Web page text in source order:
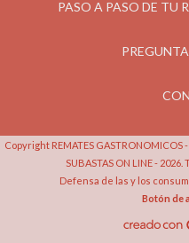
PASO A PASO DE TU
Copyright REMATES GASTRONOMICOS
SUBASTAS ON LINE -
Defensa de las y los
Botón de